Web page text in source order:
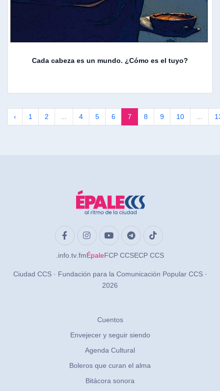
Cada cabeza es un mundo. ¿Cómo es el tuyo?
‹ 1 2 4 5 6 7 8 9 10
.info .tv .fmÉpaleFCP CCSECP CCS
Ciudad CCS · Fundación para la Comunicación Popular CCS ·
2026
Cuentos
Envejecer y seguir siendo
Agenda Cultural
Boleros que curan el alma
Bitácora sonora